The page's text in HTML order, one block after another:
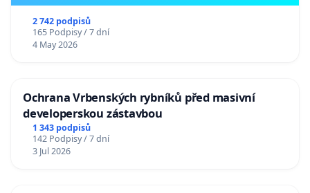
2 742 podpisů
165 Podpisy / 7 dní
4 May 2026
Ochrana Vrbenských rybníků před masivní
developerskou zástavbou
1 343 podpisů
142 Podpisy / 7 dní
3 Jul 2026